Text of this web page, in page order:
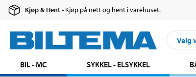
Kjøp & Hent- Kjøp på nett og hent i varehuset.
Velg
BIL - MC SYKKEL - ELSYKKEL